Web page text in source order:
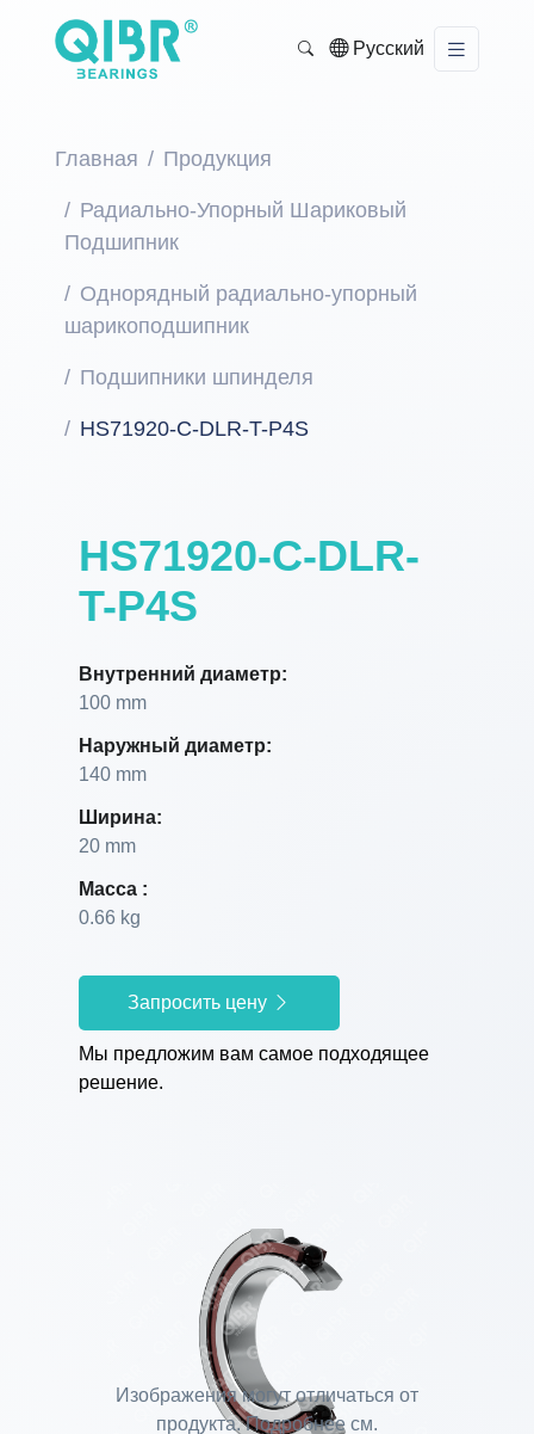
Русский
Главная Продукция
Радиально-Упорный Шариковый
Подшипник
Однорядный радиально-упорный
шарикоподшипник
Подшипники шпинделя
HS71920-C-DLR-T-P4S
HS71920-C-DLR-
T-P4S
Внутренний диаметр:
100 mm
Наружный диаметр:
140 mm
Ширина:
20 mm
Масса :
0.66 kg
Запросить цену
Мы предложим вам самое подходящее
решение.
Изображения могут отличаться от
продукта. Подробнее см.